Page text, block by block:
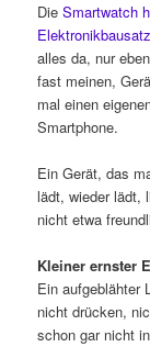
DieSmartwatch
alles da, nur
fast meinen,
mal einen
Smartphone.
Ein Gerät, das
lädt, wieder lädt,
nicht etwa
Kleiner ernster
Ein aufgeblähter
nicht drücken,
schon gar nicht